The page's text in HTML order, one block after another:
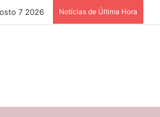
7 2026 Notícias de Última Hora